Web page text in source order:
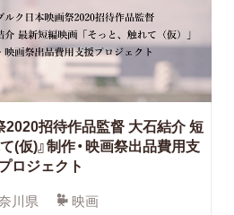
招待作品監督 大石結介短
(仮)』制作・映画祭出品費用支
ロジェクト
川県 映画